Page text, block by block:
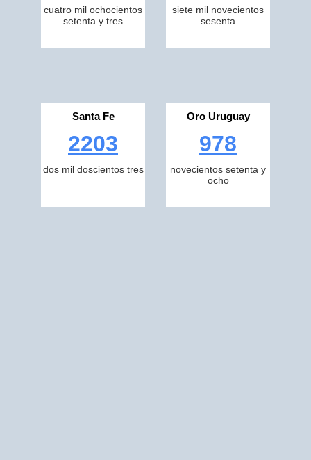
cuatro mil ochocientos
setenta y tres
siete mil novecientos
sesenta
Santa Fe
2203
dos mil doscientos tres
Oro Uruguay
978
novecientos setenta y
ocho